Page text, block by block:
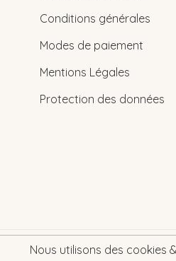
Nous utilisons des cookies
Conditions générales
Modes de paiement
Mentions Légales
Protection des données